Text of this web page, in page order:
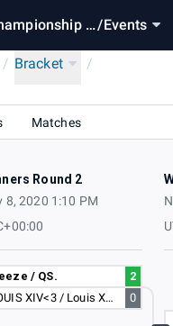
/Events
/ Bracket
/
Matches
Round 2
8, 2020 1:10 PM
/ QS.
2
LOUIS XIV<3 / Louis XV <3
0